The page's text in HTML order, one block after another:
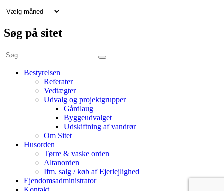
Arkiver
Søg på sitet
Søg
efter:
Søg
Bestyrelsen
Referater
Vedtægter
Udvalg og projektgrupper
Gårdlaug
Byggeudvalget
Udskiftning af vandrør
Om Sitet
Husorden
Tørre & vaske orden
Altanorden
Ifm. salg / køb af Ejerlejlighed
Ejendomsadministrator